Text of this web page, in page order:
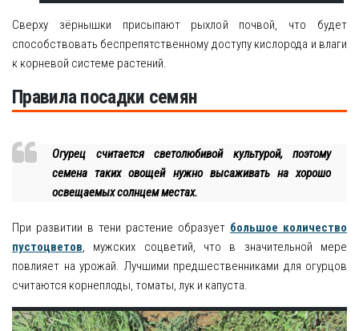
Сверху зёрнышки присыпают рыхлой почвой, что будет
способствовать беспрепятственному доступу кислорода и влаги
к корневой системе растений.
Правила посадки семян
Огурец считается светолюбивой культурой, поэтому
семена таких овощей нужно высаживать на хорошо
освещаемых солнцем местах.
При развитии в тени растение образует большое количество
пустоцветов, мужских соцветий, что в значительной мере
повлияет на урожай. Лучшими предшественниками для огурцов
считаются корнеплоды, томаты, лук и капуста.